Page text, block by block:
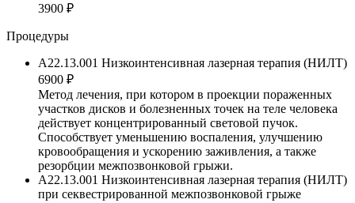
3900 ₽
Процедуры
A22.13.001 Низкоинтенсивная лазерная терапия (НИЛТ)
6900 ₽
Метод лечения, при котором в проекции пораженных
участков дисков и болезненных точек на теле человека
действует концентрированный световой пучок.
Способствует уменьшению воспаления, улучшению
кровообращения и ускорению заживления, а также
резорбции межпозвонковой грыжи.
A22.13.001 Низкоинтенсивная лазерная терапия (НИЛТ)
при секвестрированной межпозвонковой грыже